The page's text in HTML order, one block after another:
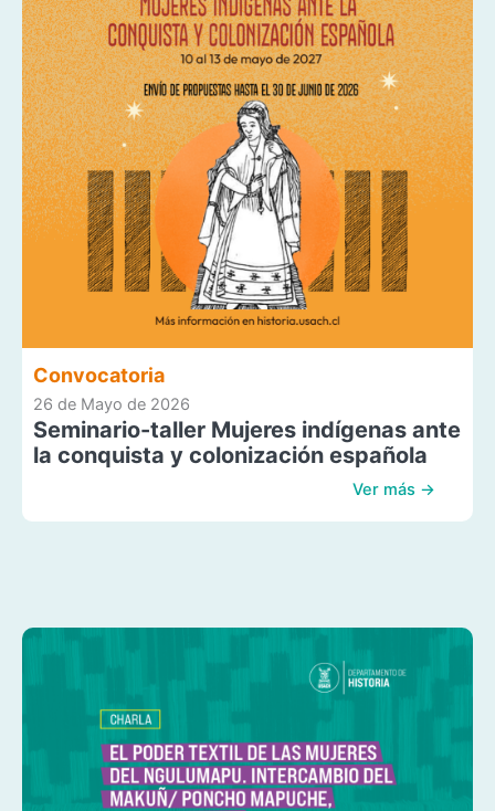
Convocatoria
26 de Mayo de 2026
Seminario-taller Mujeres indígenas ante
la conquista y colonización española
Ver más →